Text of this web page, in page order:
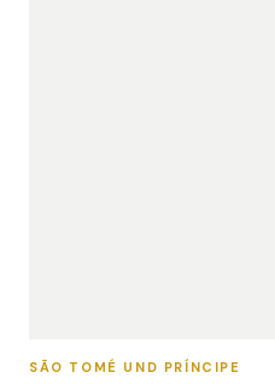
SÃO TOMÉ UND PRÍNCIPE